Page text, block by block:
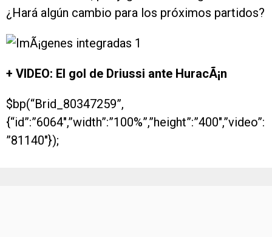
¿Hará algún cambio para los próximos partidos?
+ VIDEO: El gol de Driussi ante HuracÃ¡n
$bp(“Brid_80347259”,
{“id”:”6064″,”width”:”100%”,”height”:”400″,”video”:
”81140″});